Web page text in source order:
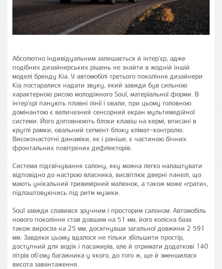
Абсолютно індивідуальним залишається й інтер'єр, адже
подібних дизайнерських рішень не знайти в жодній іншій
моделі бренду Kia. У автомобілі третього покоління дизайнери
Kia постаралися надати звуку, який завжди був сильною
характерною рисою молодіжного Soul, матеріальної форми. В
інтер'єрі панують плавні лінії і овали, при цьому головною
домінантою є величезний сенсорний екран мультимедійної
системи. Його доповнюють блоки клавіш на кермі, вписані в
круглі рамки, овальний сегмент блоку клімат-контролю.
Високочастотні динаміки, як і раніше, є частиною бічних
фронтальних повітряних дефлекторів.
Система підсвічування салону, яку можна легко налаштувати
відповідно до настрою власника, висвітлює дверні панелі, що
мають унікальний тривимірний малюнок, а також може «грати»,
підлаштовуючись під ритм музики.
Soul завжди славився зручним і просторим салоном. Автомобіль
нового покоління став довшим на 51 мм, його колісна база
також виросла на 25 мм, досягнувши загальної довжини 2 591
мм. Завдяки цьому вдалося не тільки збільшити простір,
доступний для водія і пасажирів, але й отримати додаткові 140
літрів об'єму багажника у якого, до того ж, ще й зменшилася
висота завантаження.